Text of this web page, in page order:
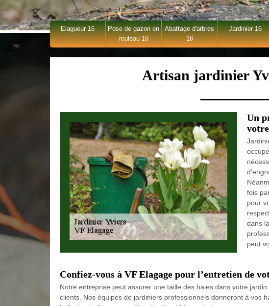
Elagueur 16
Pose de gazon en
rouleau 16
Abattage d'arbres
16
Jardinier 16
Artisan jardinier
Un
fois
pour
dans
peut
Confiez-vous à VF Elagage pour l’entretien de
Notre entreprise peut assurer une taille des haies dans votre
clients. Nos équipes de jardiniers professionnels donneront à vos